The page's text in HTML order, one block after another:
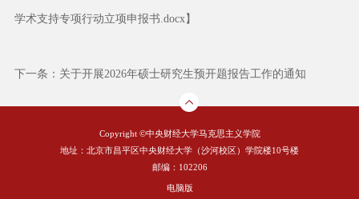
学术支持专项行动立项申报书.docx】
下一条： 关于开展2026年硕士研究生预开题报告工作的通知
Copyright ©中央财经大学马克思主义学院
地址：北京市昌平区中央财经大学（沙河校区）学院楼10号楼
邮编：102206
电脑版